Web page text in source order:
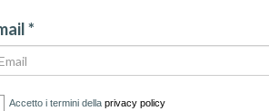
*
Accetto i termini della privacy policy